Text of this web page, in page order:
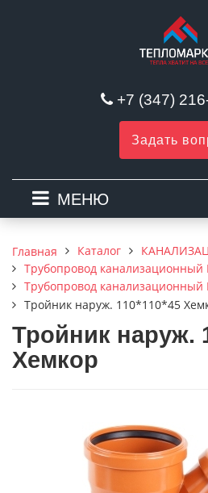
+7 (347)
Задать
МЕНЮ
Главная Каталог
Трубопровод канализационный
Трубопровод
Тройник наруж. 110*110*45
Тройник наруж.
Хемкор